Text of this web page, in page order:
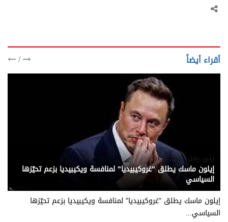
أقراء أيضاً /
يني يمن - متابعات
إيلون ماسك يطلق "غروكيبيديا" لمنافسة ويكيبيديا بزعم تحيّزها
السياسي
إيلون ماسك يطلق "غروكيبيديا" لمنافسة ويكيبيديا بزعم تحيّزها
السياسي...